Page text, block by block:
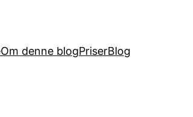
Om denne blogPriserBlog